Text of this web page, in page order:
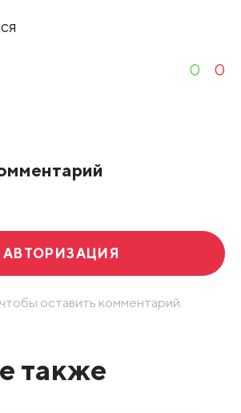
0 0
АВТОРИЗАЦИЯ
оставить комментарий.
также